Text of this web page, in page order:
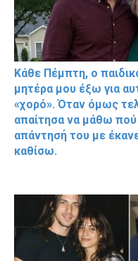
Κάθε Πέμπτη, ο
μητέρα μου έξω για
«χορό». Όταν όμως
απαίτησα να μάθω πού
απάντησή του με
καθίσω.